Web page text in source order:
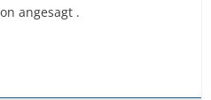
angesagt .